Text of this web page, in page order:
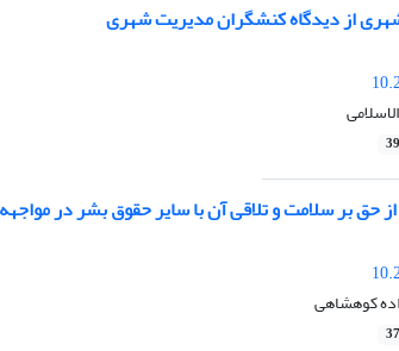
از دیدگاه کنشگران مدیریت شهری
بر سلامت و تلاقی آن با سایر حقوق بشر در مواجهه
کوهشاهی